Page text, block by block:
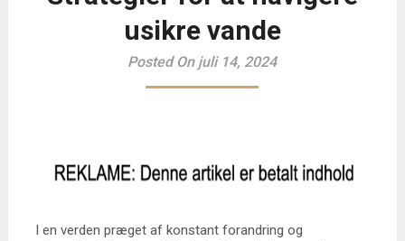
usikre vande
Posted On juli 14, 2024
I en verden præget af konstant forandring og